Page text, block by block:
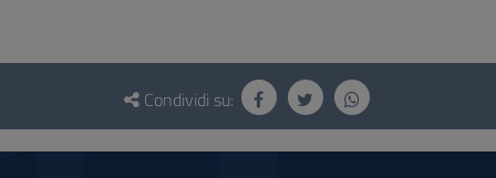
Questionario
social
Condividi su: